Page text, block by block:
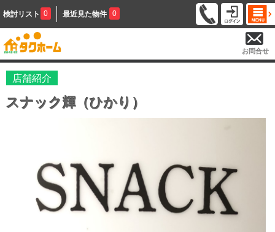
検討リスト 0 最近見た物件 0
お問合せ
店舗紹介
スナック輝（ひかり）